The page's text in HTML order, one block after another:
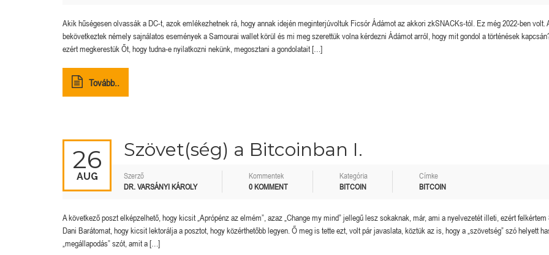
Akik hűségesen olvassák a DC-t, azok emlékezhetnek rá, hogy annak idején meginterjúvoltuk Ficsór Ádámot az akkori zkSNACKs-tól. Ez még 2022-ben volt.
bekövetkeztek némely sajnálatos események a Samourai wallet körül és mi meg szerettük volna kérdezni Ádámot arról, hogy mit gondol a történések
ezért megkerestük Őt, hogy tudna-e nyilatkozni nekünk, megosztani a gondolatait […]
Tovább..
26
AUG
Szövet(ség) a Bitcoinban I.
Szerző
DR. VARSÁNYI KÁROLY
Kommentek
0 KOMMENT
Kategória
BITCOIN
Címke
BITCOIN
A következő poszt elképzelhető, hogy kicsit „Aprópénz az elmém”, azaz „Change my mind” jellegű lesz sokaknak, már, ami a nyelvezetét illeti, ezért felkértem
Dani Barátomat, hogy kicsit lektorálja a posztot, hogy közérthetőbb legyen. Ő meg is tette ezt, volt pár javaslata, köztük az is, hogy a „szövetség” szó helyett
„megállapodás” szót, amit a […]